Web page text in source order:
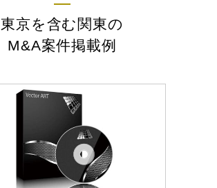
東京を含む関東の
M&A案件掲載例